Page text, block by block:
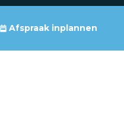
Afspraak inplannen